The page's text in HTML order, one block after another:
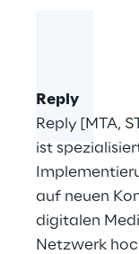
Reply
Reply [MTA,
ist
auf neuen
digitalen
Netzwerk